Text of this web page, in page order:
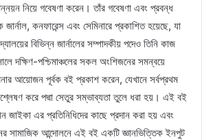
নিয়ে গবেষণা করেন। তাঁর গবেষণা এবং প্রবন্ধ
কনফারেন্স এবং সেমিনারে প্রকাশিত হয়েছে, যা
বিভিন্ন জার্নালের সম্পাদকীয় পদেও তিনি কাজ
দক্ষিণ-পশ্চিমাঞ্চলের সকল অংশিজনের সমন্বয়ে
আয়োজন পূর্বক বই প্রকাশ করেন, যেখানে সর্বপ্রথম
করে পদ্মা সেতুর সম্ভাব্যতা তুলে ধরা হয়। এই বই
জাইকা এর প্রতিনিধিদের কাছে প্রদান করা হয় এবং
সামাজিক আন্দোলনে এই বই একটি জ্ঞানভিত্তিক ইনপুট